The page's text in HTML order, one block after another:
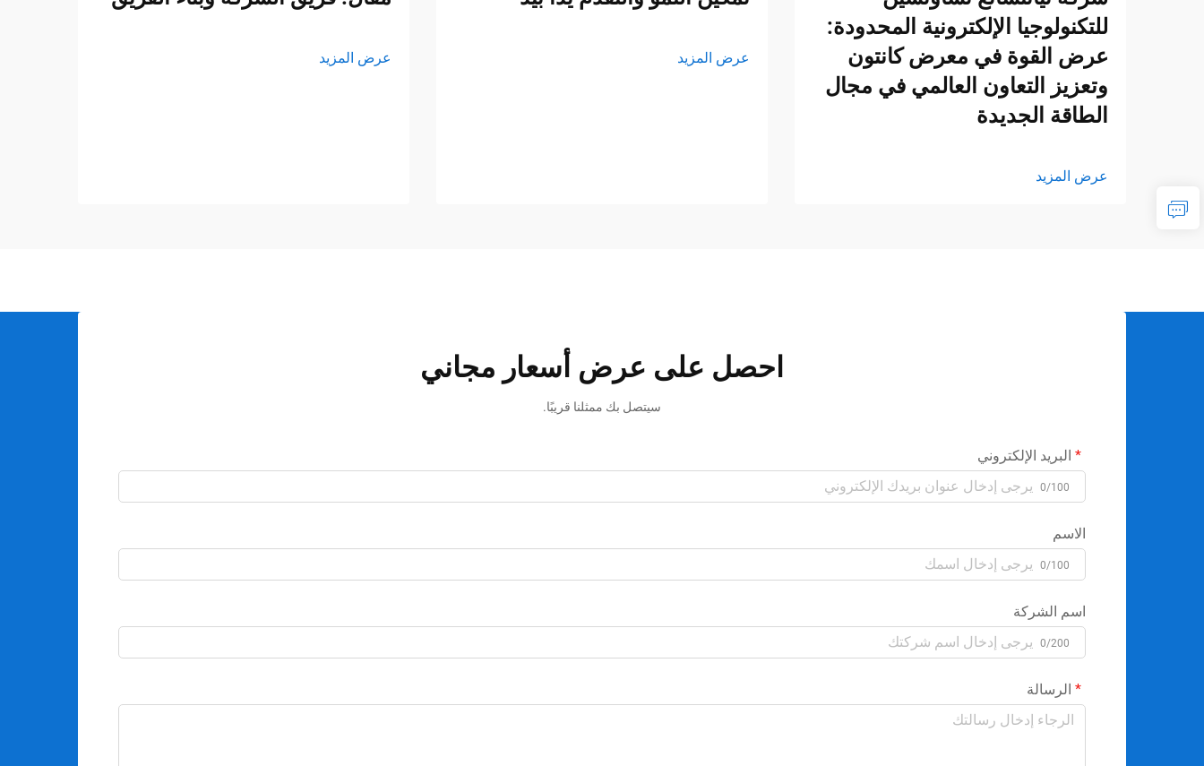
للتكنولوجيا الإلكترونية المحدودة:
عرض القوة في معرض كانتون
وتعزيز التعاون العالمي في مجال
الطاقة الجديدة
عرض المزيد
عرض المزيد عرض المزيد
احصل على عرض أسعار مجاني
سيتصل بك ممثلنا قريبًا.
البريد الإلكتروني
0/100
الاسم
0/100
اسم الشركة
0/200
الرسالة